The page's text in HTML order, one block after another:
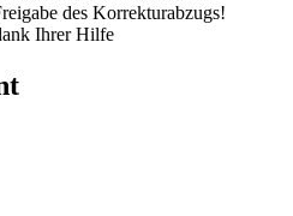
des Korrekturabzugs!
Ihrer Hilfe